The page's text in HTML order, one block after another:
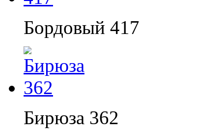
Бордовый 417
Бирюза 362